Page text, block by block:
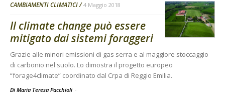
CAMBIAMENTI CLIMATICI 4 Maggio 2018
Il climate change può essere
mitigato dai sistemi foraggeri
Grazie alle minori emissioni di gas serra e al maggiore stoccaggio
di carbonio nel suolo. Lo dimostra il progetto europeo
“forage4climate” coordinato dal Crpa di Reggio Emilia.
Di Maria Teresa Pacchioli -